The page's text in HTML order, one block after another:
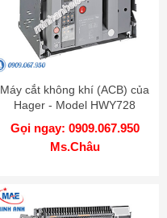
Máy cắt không khí (ACB) của
Hager - Model HWY728
Gọi ngay: 0909.067.950
Ms.Châu